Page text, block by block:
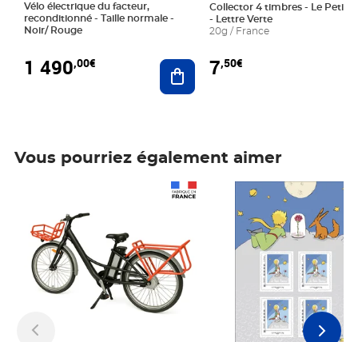
Vélo électrique du facteur,
reconditionné - Taille normale -
Noir/ Rouge
1 490,00€ Ajouter au panier
Collector 4 timbres - Le Petit
- Lettre Verte
20g / France
7,50€
Vous pourriez également aimer
Prix 7,50€